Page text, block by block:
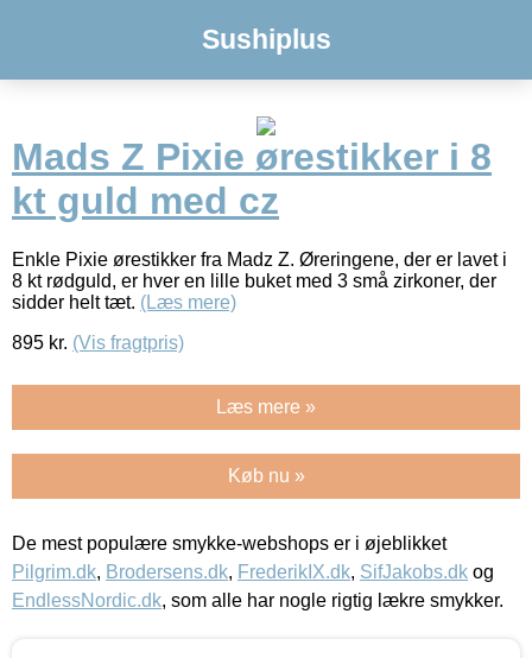
Sushiplus
Mads Z Pixie ørestikker i 8
kt guld med cz
Enkle Pixie ørestikker fra Madz Z. Øreringene, der er lavet i
8 kt rødguld, er hver en lille buket med 3 små zirkoner, der
sidder helt tæt. (Læs mere)
895 kr. (Vis fragtpris)
Læs mere »
Køb nu »
De mest populære smykke-webshops er i øjeblikket
Pilgrim.dk, Brodersens.dk, FrederikIX.dk, SifJakobs.dk og
EndlessNordic.dk, som alle har nogle rigtig lækre smykker.